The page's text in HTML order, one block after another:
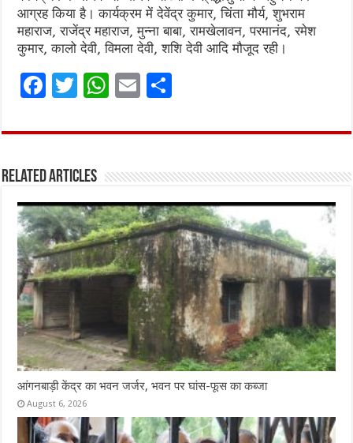
आग्रह किया है। कार्यक्रम में देवेंद्र कुमार, चिंता मौर्य, शुभराम
महाराज, राजेंद्र महाराज, मुन्ना बाबा, रामखेलावन, परमानंद, रमेश
कुमार, कालो देवी, विमला देवी, शशि देवी आदि मौजूद रही।
F
ce
o
o
k
T
it
r
W
at
A
p
p
E
ai ar
Related Articles
आंगनबाड़ी केंद्र का भवन जर्जर, भवन पर घांस-फूस का कब्जा
August 6, 2026